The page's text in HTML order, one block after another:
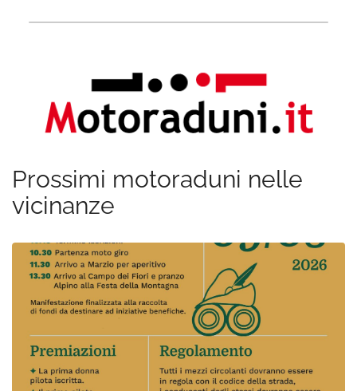
Prossimi motoraduni nelle
vicinanze